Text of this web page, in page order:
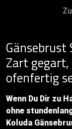
Gänsebrust
Zart
ofenfertig
Wenn Du Dir zu
ohne
Koluda